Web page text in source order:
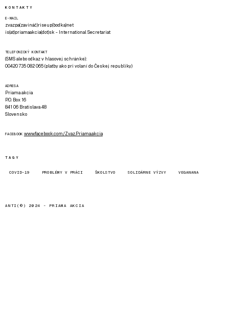
KONTAKTY
E-MAIL
zvazpa(zavináč)riseup(bodka)net
is(at)priamaakcia(dot)sk - International Secretariat
TELEFONICKÝ KONTAKT
(SMS alebo odkaz v hlasovej schránke):
00420 735 082 065 (platby ako pri volaní do Českej republiky)
ADRESA
Priama akcia
P.O. Box 16
841 06 Bratislava 48
Slovensko
FACEBOOK www.facebook.com/Zvaz.Priama.akcia
TAGY
COVID-19 PROBLÉMY V PRÁCI ŠKOLSTVO SOLIDÁRNE VÝZVY VEGANANA
ANTI(©) 2024 - PRIAMA AKCIA